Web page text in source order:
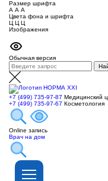
Размер шрифта
А А А
Цвета фона и шрифта
Ц Ц Ц
Изображения
Обычная версия
+7 (499) 735-97-87 Медицинский
+7 (499) 735-97-67 Косметология
Online запись
Врач на дом